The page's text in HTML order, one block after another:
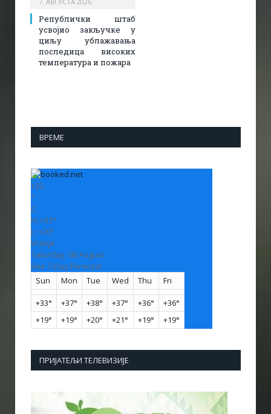
Републички штаб
усвојио закључке у
циљу ублажавања
последица високих
температура и пожара​
ВРЕМЕ
+32
°
C
H: +33°
L: +20°
Vranje
Saturday, 08 August
See 7-Day Forecast
Sun
Mon Tue Wed Thu Fri
+33° +37° +38° +37° +36° +36°
+19° +19° +20° +21° +19° +19°
ПРИЈАТЕЉИ ТЕЛЕВИЗИЈЕ